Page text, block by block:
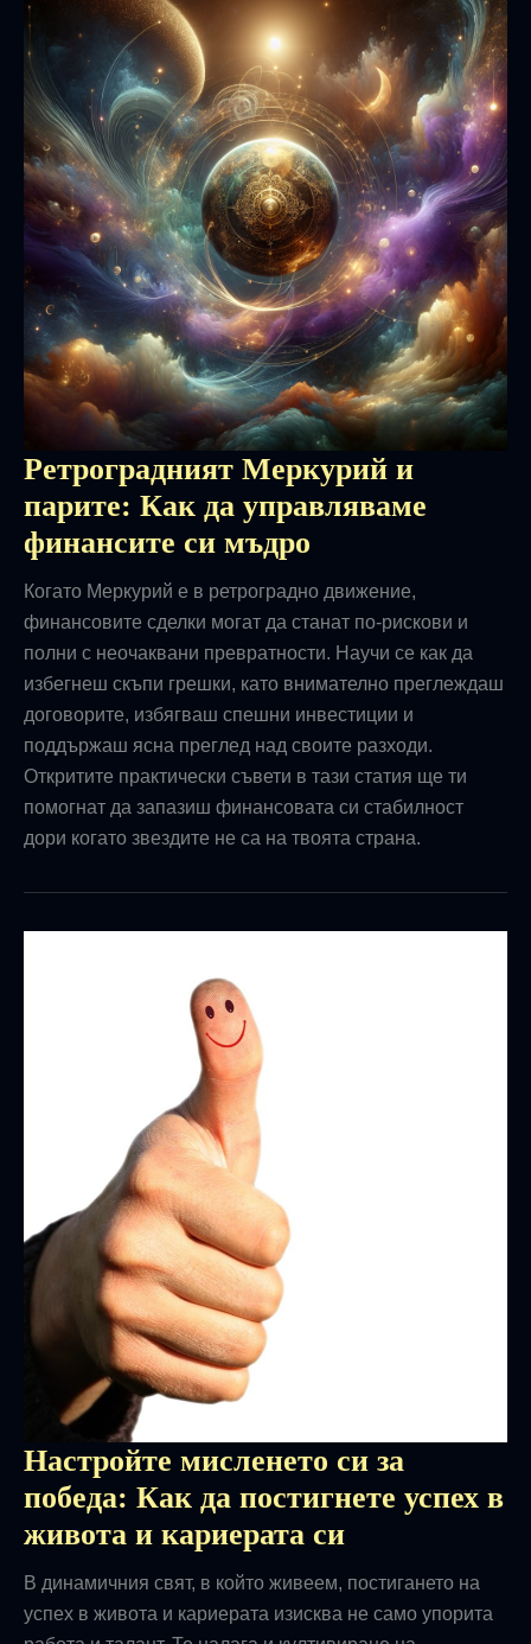
Ретроградният Меркурий и
парите: Как да управляваме
финансите си мъдро
Когато Меркурий е в ретроградно движение,
финансовите сделки могат да станат по-рискови и
полни с неочаквани превратности. Научи се как да
избегнеш скъпи грешки, като внимателно преглеждаш
договорите, избягваш спешни инвестиции и
поддържаш ясна преглед над своите разходи.
Откритите практически съвети в тази статия ще ти
помогнат да запазиш финансовата си стабилност
дори когато звездите не са на твоята страна.
Настройте мисленето си за
победа: Как да постигнете успех в
живота и кариерата си
В динамичния свят, в който живеем, постигането на
успех в живота и кариерата изисква не само упорита